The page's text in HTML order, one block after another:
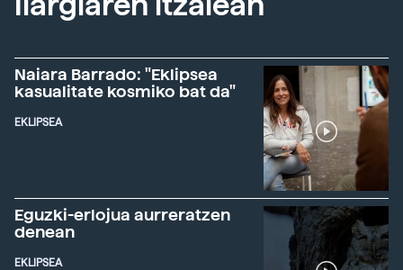
Naiara Barrado: "Eklipsea
kasualitate kosmiko bat da"
EKLIPSEA
Eguzki-erlojua aurreratzen
denean
EKLIPSEA